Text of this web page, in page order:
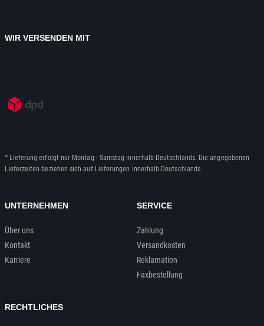
WIR VERSENDEN MIT
* Lieferung erfolgt nur Montag - Samstag innerhalb Deutschlands. Die angegebenen
Lieferzeiten beziehen sich auf Lieferungen innerhalb Deutschlands.
UNTERNEHMEN
Über uns
Kontakt
Karriere
SERVICE
Zahlung
Versandkosten
Reklamation
Faxbestellung
RECHTLICHES